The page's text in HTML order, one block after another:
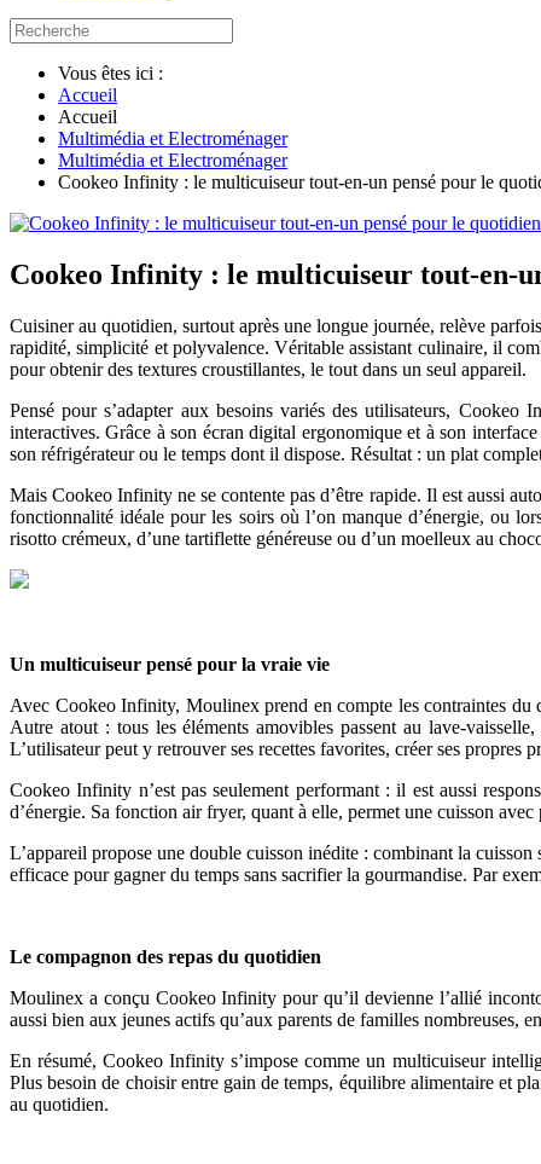
Vous êtes ici :
Accueil
Accueil
Multimédia et Electroménager
Multimédia et Electroménager
Cookeo Infinity : le multicuiseur tout-en-un pensé pour le
Cookeo Infinity : le multicuiseur tout-en-
Cuisiner au quotidien, surtout après une longue journée, relève
rapidité, simplicité et polyvalence. Véritable assistant culinaire, il
pour obtenir des textures croustillantes, le tout dans un seul appareil.
Pensé pour s’adapter aux besoins variés des utilisateurs,
interactives. Grâce à son écran digital ergonomique et à son
son réfrigérateur ou le temps dont il dispose. Résultat : un plat
Mais Cookeo Infinity ne se contente pas d’être rapide. Il est aussi
fonctionnalité idéale pour les soirs où l’on manque d’énergie, ou
risotto crémeux, d’une tartiflette généreuse ou d’un moelleux au
Un multicuiseur pensé pour la vraie vie
Avec Cookeo Infinity, Moulinex prend en compte les contraintes du
Autre atout : tous les éléments amovibles passent au lave-
L’utilisateur peut y retrouver ses recettes favorites, créer ses propres
Cookeo Infinity n’est pas seulement performant : il est aussi
d’énergie. Sa fonction air fryer, quant à elle, permet une cuisson
L’appareil propose une double cuisson inédite : combinant la
efficace pour gagner du temps sans sacrifier la gourmandise. Par
Le compagnon des repas du quotidien
Moulinex a conçu Cookeo Infinity pour qu’il devienne l’allié
aussi bien aux jeunes actifs qu’aux parents de familles nombreuses,
En résumé, Cookeo Infinity s’impose comme un multicuiseur
Plus besoin de choisir entre gain de temps, équilibre alimentaire et
au quotidien.